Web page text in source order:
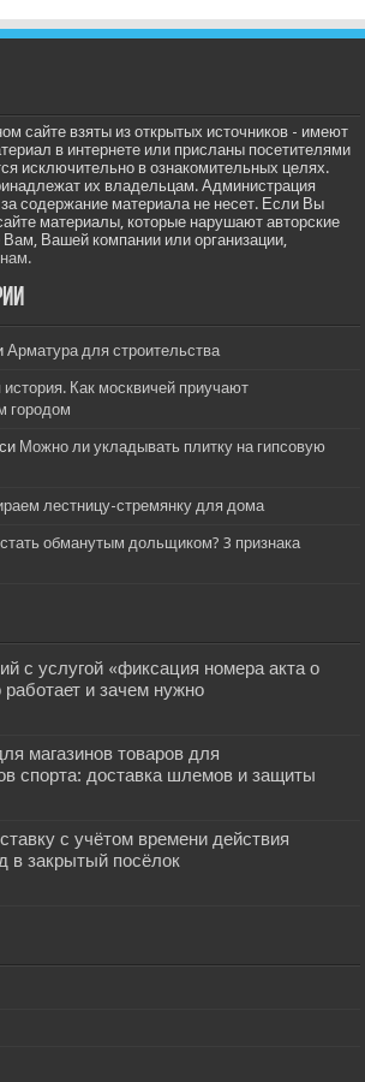
сайте взяты из открытых источников - имеют
в интернете или присланы посетителями
исключительно в ознакомительных целях.
их владельцам. Администрация
за содержание материала не несет. Если Вы
материалы, которые нарушают авторские
Вашей компании или организации,
Арматура для строительства
Как москвичей приучают
городом
Можно ли укладывать плитку на гипсовую
лестницу-стремянку для дома
стать обманутым дольщиком? 3 признака
с услугой «фиксация номера акта о
и зачем нужно
магазинов товаров для
спорта: доставка шлемов и защиты
с учётом времени действия
в закрытый посёлок